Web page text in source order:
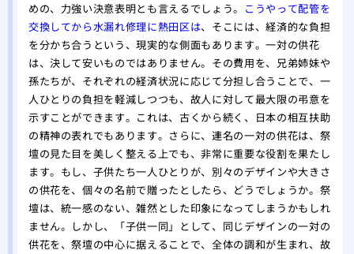
めの、力強い決意表明とも言えるでしょう。 こうやって配管を
交換してから水漏れ修理に熱田区は、そこには、経済的な負担
を分かち合うという、現実的な側面もあります。一対の供花
は、決して安いものではありません。その費用を、兄弟姉妹や
孫たちが、それぞれの経済状況に応じて分担し合うことで、一
人ひとりの負担を軽減しつつも、故人に対して最大限の弔意を
示すことができます。これは、古くから続く、日本の相互扶助
の精神の表れでもあります。さらに、連名の一対の供花は、祭
壇の見た目を美しく整える上でも、非常に重要な役割を果たし
ます。もし、子供たち一人ひとりが、別々のデザインや大きさ
の供花を、個々の名前で贈ったとしたら、どうでしょうか。祭
壇は、統一感のない、雑然とした印象になってしまうかもしれ
ません。しかし、「子供一同」として、同じデザインの一対の
供花を、祭壇の中心に据えることで、全体の調和が生まれ、故